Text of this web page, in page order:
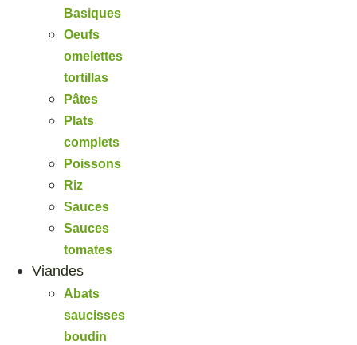
Basiques
Oeufs
omelettes
tortillas
Pâtes
Plats
complets
Poissons
Riz
Sauces
Sauces
tomates
Viandes
Abats
saucisses
boudin